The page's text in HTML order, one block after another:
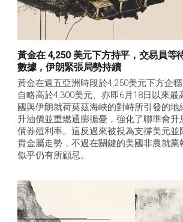
黃金在 4,250 美元下方持平，交易員等
數據，伊朗緊張局勢持續
黃金在週五亞洲時段於4,250美元下方企
自略高於4,300美元、亦即6月18日以來最
國與伊朗就荷莫茲海峽的對峙所引發的地
升油價並重燃通膨擔憂，強化了聯準會升
債券殖利率。這反過來被視為支撐美元並
貴金屬走勢，不過在關鍵的美國非農就業
似乎仍有所顧忌。